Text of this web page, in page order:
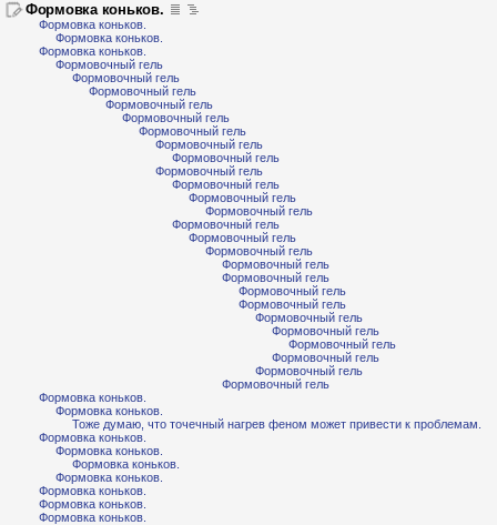
Формовка коньков.
Формовка коньков.
Формовка коньков.
Формовка коньков.
Формовочный гель
Формовочный гель
Формовочный гель
Формовочный гель
Формовочный гель
Формовочный гель
Формовочный гель
Формовочный гель
Формовочный гель
Формовочный гель
Формовочный гель
Формовочный гель
Формовочный гель
Формовочный гель
Формовочный гель
Формовочный гель
Формовочный гель
Формовочный гель
Формовочный гель
Формовочный гель
Формовочный гель
Формовочный гель
Формовочный гель
Формовочный гель
Формовочный гель
Формовка коньков.
Формовка коньков.
Тоже думаю, что точечный нагрев феном может привести к проблемам.
Формовка коньков.
Формовка коньков.
Формовка коньков.
Формовка коньков.
Формовка коньков.
Формовка коньков.
Формовка коньков.